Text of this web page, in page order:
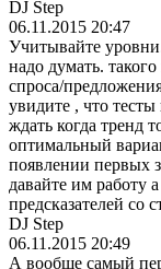
DJ Step
06.11.2015 20:47
Учитывайте
надо думать.
спроса/предложе
увидите , что
ждать когда тренд
оптимальный
появлении первых
давайте им
предсказателей со
DJ Step
06.11.2015 20:49
А вообще самый